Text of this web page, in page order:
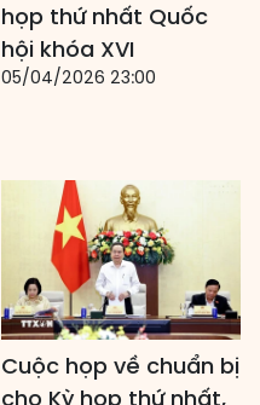
họp thứ nhất Quốc
hội khóa XVI
05/04/2026 23:00
Cuộc họp về chuẩn bị
cho Kỳ họp thứ nhất,